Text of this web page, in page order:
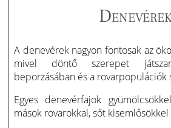
A denevérek nagyon fontosak az
mivel döntő szerepet
beporzásában és a rovarpopulációk
Egyes denevérfajok
mások rovarokkal, sőt